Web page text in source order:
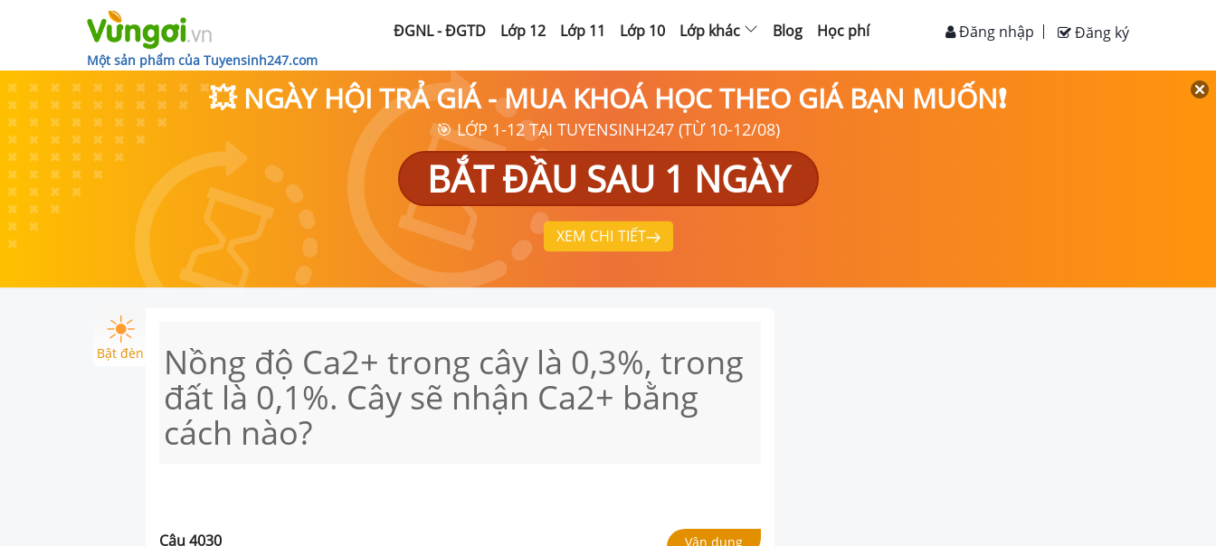
Một sản phẩm của Tuyensinh247.com
ĐGNL - ĐGTD Lớp 12 Lớp 11 Lớp 10 Lớp khác Blog Học phí Đăng ký
Đăng nhập
💥 NGÀY HỘI TRẢ GIÁ - MUA KHOÁ HỌC THEO GIÁ BẠN MUỐN❗
🎯 LỚP 1-12 TẠI TUYENSINH247 (TỪ 10-12/08)
BẮT ĐẦU SAU 1 NGÀY
XEM CHI TIẾT
Bật đèn Nồng độ Ca2+ trong cây là 0,3%, trong
đất là 0,1%. Cây sẽ nhận Ca2+ bằng
cách nào?
Câu4030 Vận dụng